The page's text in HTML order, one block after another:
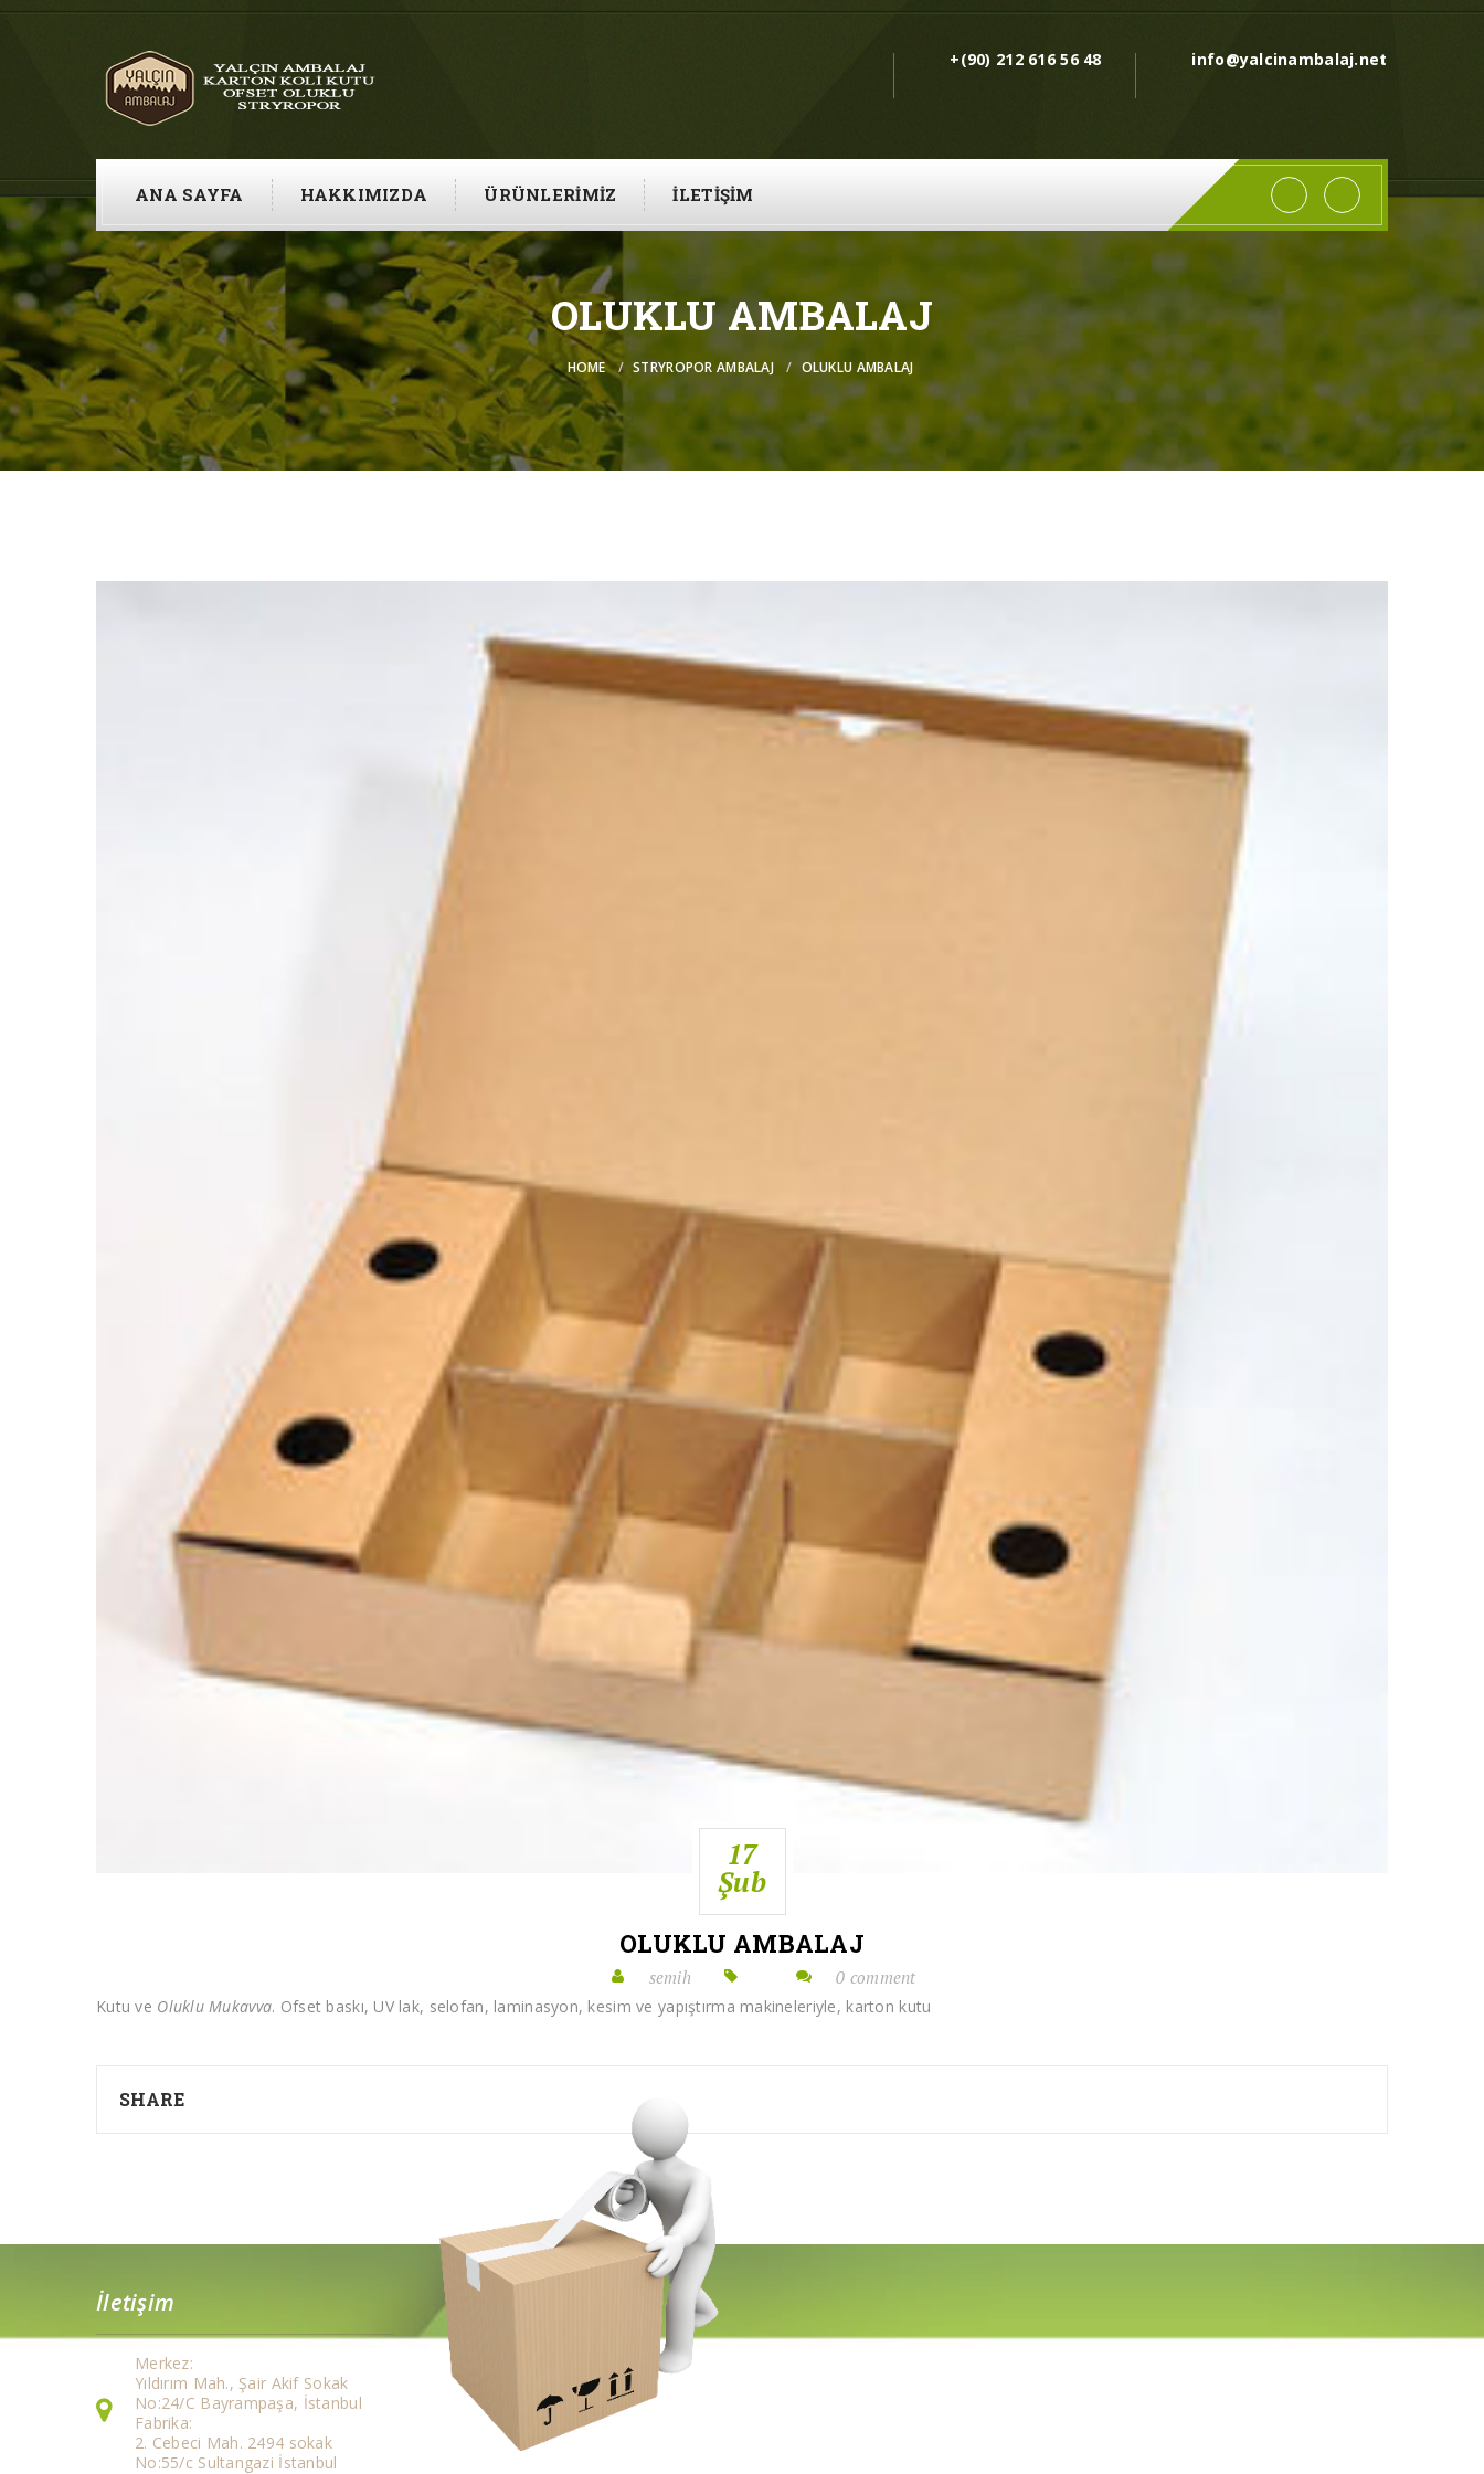
+(90) 212 616 56 48 info@yalcinambalaj.net
ANA SAYFA HAKKIMIZDA ÜRÜNLERIMIZ İLETIŞIM
OLUKLU AMBALAJ
HOME STRYROPOR AMBALAJ OLUKLU AMBALAJ
17
Şub
OLUKLU AMBALAJ
semih 0 comment
Kutu ve Oluklu Mukavva. Ofset baskı, UV lak, selofan, laminasyon, kesim ve yapıştırma makineleriyle, karton kutu
SHARE
İletişim
Merkez:
Yıldırım Mah., Şair Akif Sokak
No:24/C Bayrampaşa, İstanbul
Fabrika:
2. Cebeci Mah. 2494 sokak
No:55/c Sultangazi İstanbul